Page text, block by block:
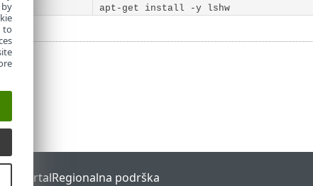
apt-get install -y lshw
PortalRegionalna podrška
by
to